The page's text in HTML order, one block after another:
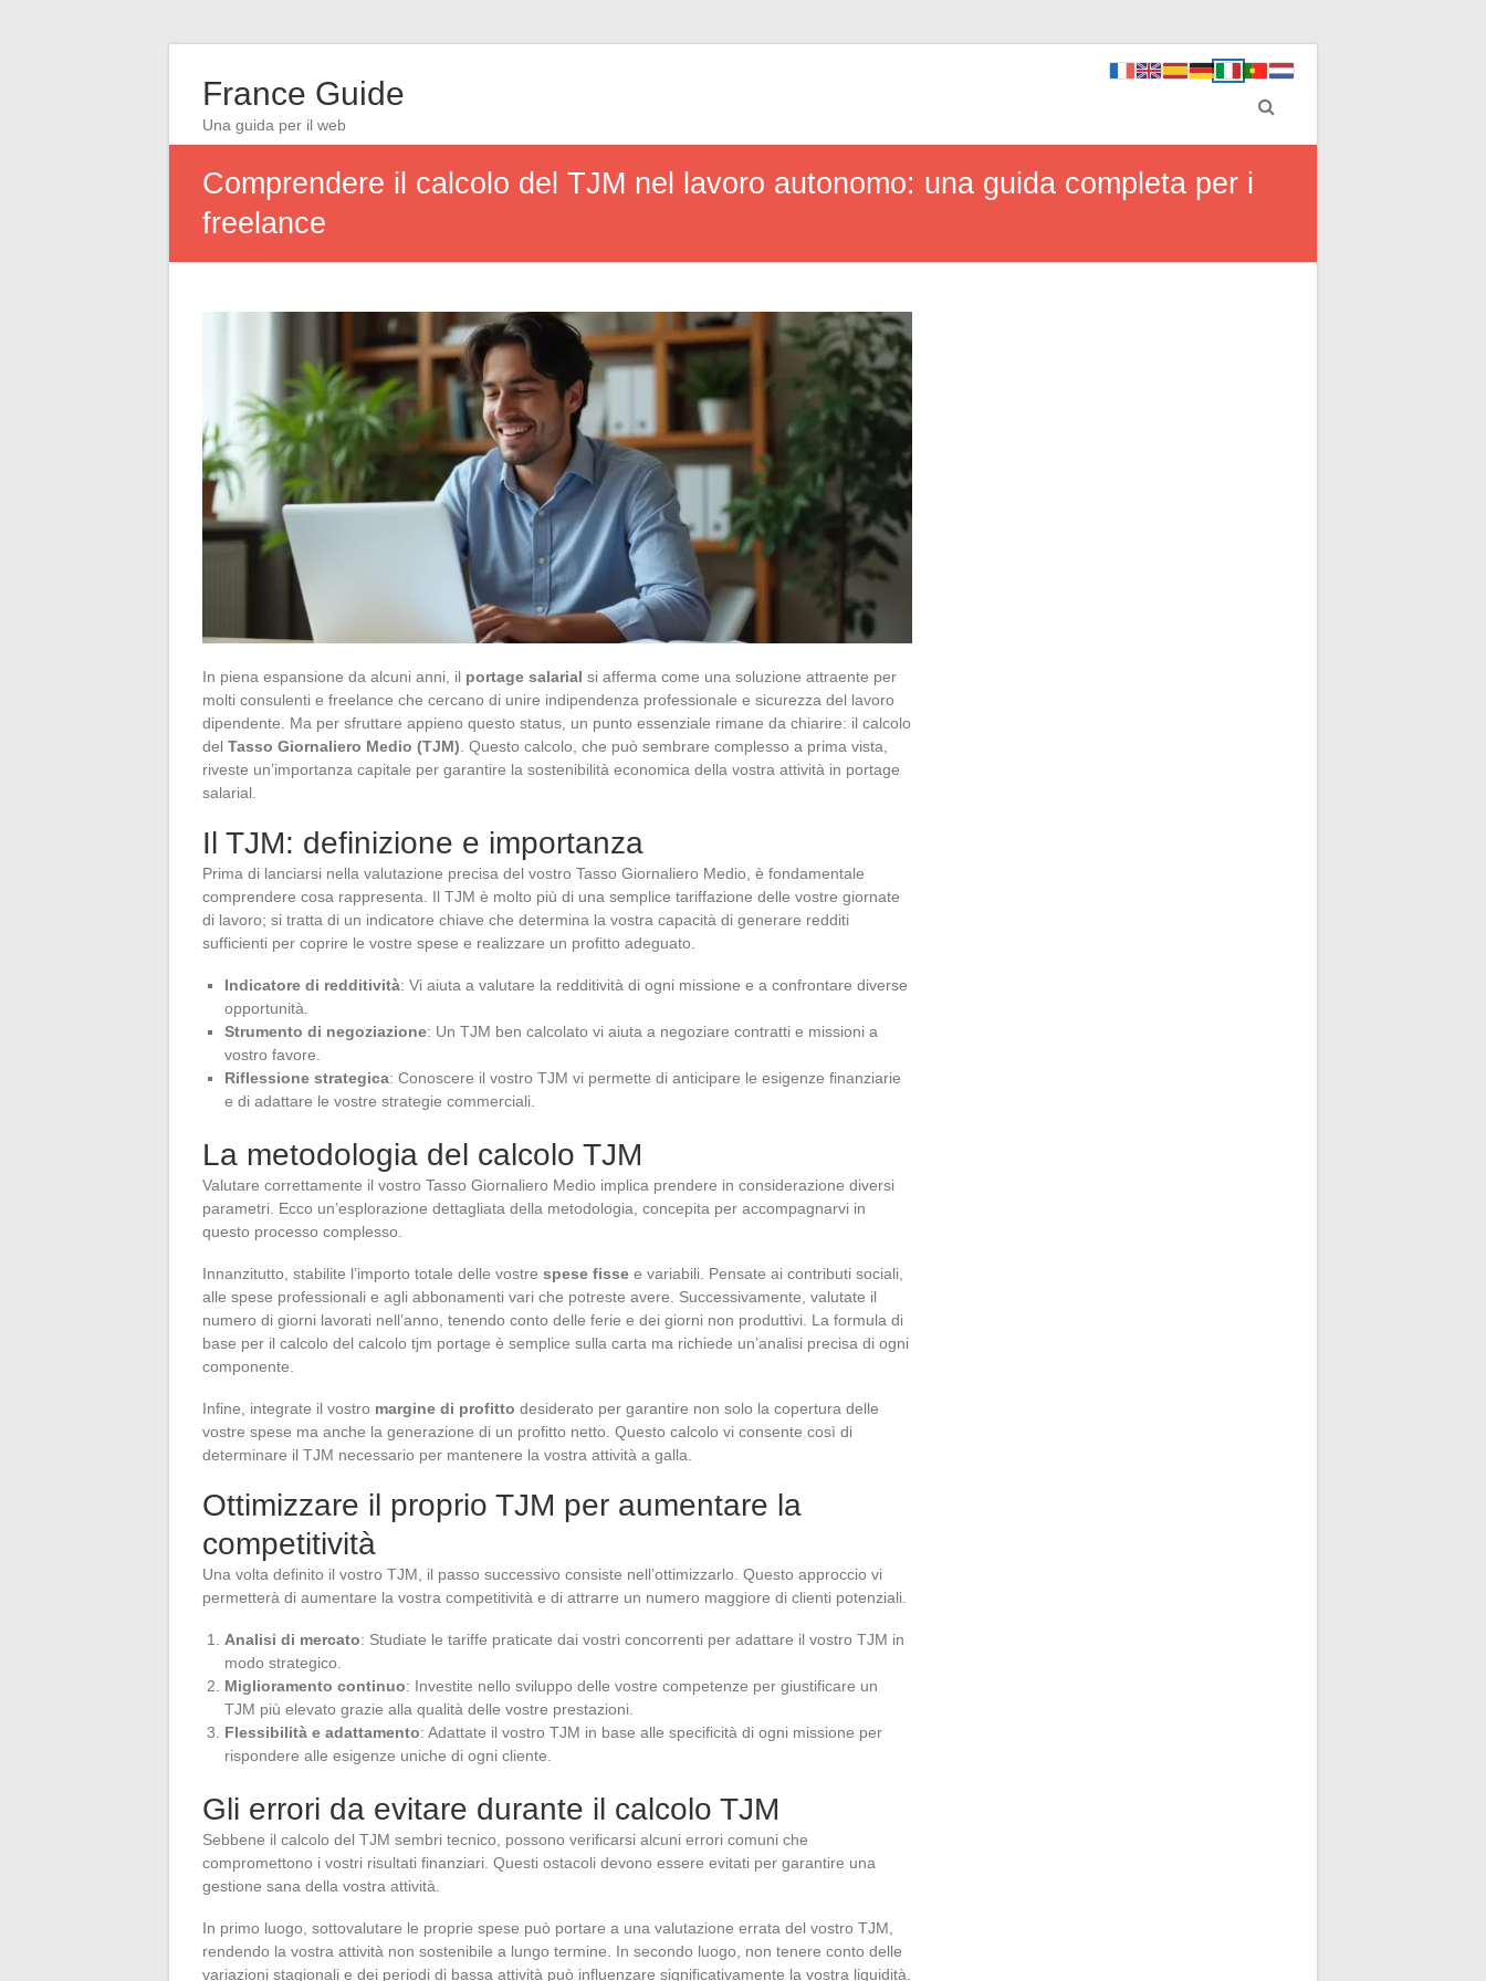
France Guide
Una guida per il web
Comprendere il calcolo del TJM nel lavoro autonomo: una guida completa per i
freelance
In piena espansione da alcuni anni, il portage salarial si afferma come una soluzione attraente per
molti consulenti e freelance che cercano di unire indipendenza professionale e sicurezza del lavoro
dipendente. Ma per sfruttare appieno questo status, un punto essenziale rimane da chiarire: il calcolo
del Tasso Giornaliero Medio (TJM) . Questo calcolo, che può sembrare complesso a prima vista,
riveste un’importanza capitale per garantire la sostenibilità economica della vostra attività in portage
salarial.
Il TJM: definizione e importanza
Prima di lanciarsi nella valutazione precisa del vostro Tasso Giornaliero Medio, è fondamentale
comprendere cosa rappresenta. Il TJM è molto più di una semplice tariffazione delle vostre giornate
di lavoro; si tratta di un indicatore chiave che determina la vostra capacità di generare redditi
sufficienti per coprire le vostre spese e realizzare un profitto adeguato.
Indicatore di redditività: Vi aiuta a valutare la redditività di ogni missione e a confrontare diverse
opportunità.
Strumento di negoziazione: Un TJM ben calcolato vi aiuta a negoziare contratti e missioni a
vostro favore.
Riflessione strategica: Conoscere il vostro TJM vi permette di anticipare le esigenze finanziarie
e di adattare le vostre strategie commerciali.
La metodologia del calcolo TJM
Valutare correttamente il vostro Tasso Giornaliero Medio implica prendere in considerazione diversi
parametri. Ecco un’esplorazione dettagliata della metodologia, concepita per accompagnarvi in
questo processo complesso.
Innanzitutto, stabilite l’importo totale delle vostre spese fisse e variabili. Pensate ai contributi sociali,
alle spese professionali e agli abbonamenti vari che potreste avere. Successivamente, valutate il
numero di giorni lavorati nell’anno, tenendo conto delle ferie e dei giorni non produttivi. La formula di
base per il calcolo del calcolo tjm portage è semplice sulla carta ma richiede un’analisi precisa di ogni
componente.
Infine, integrate il vostro margine di profitto desiderato per garantire non solo la copertura delle
vostre spese ma anche la generazione di un profitto netto. Questo calcolo vi consente così di
determinare il TJM necessario per mantenere la vostra attività a galla.
Ottimizzare il proprio TJM per aumentare la
competitività
Una volta definito il vostro TJM, il passo successivo consiste nell’ottimizzarlo. Questo approccio vi
permetterà di aumentare la vostra competitività e di attrarre un numero maggiore di clienti potenziali.
Analisi di mercato: Studiate le tariffe praticate dai vostri concorrenti per adattare il vostro TJM in
modo strategico.
Miglioramento continuo: Investite nello sviluppo delle vostre competenze per giustificare un
TJM più elevato grazie alla qualità delle vostre prestazioni.
Flessibilità e adattamento: Adattate il vostro TJM in base alle specificità di ogni missione per
rispondere alle esigenze uniche di ogni cliente.
Gli errori da evitare durante il calcolo TJM
Sebbene il calcolo del TJM sembri tecnico, possono verificarsi alcuni errori comuni che
compromettono i vostri risultati finanziari. Questi ostacoli devono essere evitati per garantire una
gestione sana della vostra attività.
In primo luogo, sottovalutare le proprie spese può portare a una valutazione errata del vostro TJM,
rendendo la vostra attività non sostenibile a lungo termine. In secondo luogo, non tenere conto delle
variazioni stagionali e dei periodi di bassa attività può influenzare significativamente la vostra liquidità.